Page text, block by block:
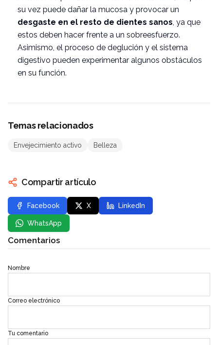
su vez puede dañar la mucosa y provocar un
desgaste en el resto de dientes sanos, ya que
estos deben hacer frente a un sobreesfuerzo.
Asimismo, el proceso de deglución y el sistema
digestivo pueden experimentar algunos obstáculos
en su función.
Temas relacionados
Envejecimiento activo Belleza
Compartir artículo
Facebook X LinkedIn
WhatsApp
Comentarios
Nombre
Correo electrónico
Tu comentario